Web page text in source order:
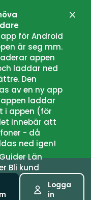
för Android
är seg mm.
appen
laddar ned
Den
av en ny app
laddar
i appen (för
innebär att
- då
ned igen!
Län
Bli kund
Logga
in